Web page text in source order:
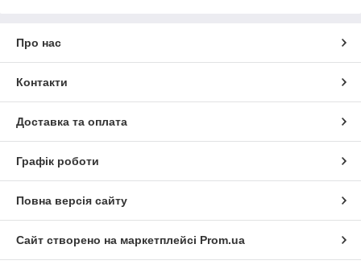
Про нас
Контакти
Доставка та оплата
Графік роботи
Повна версія сайту
Сайт створено на маркетплейсі Prom.ua